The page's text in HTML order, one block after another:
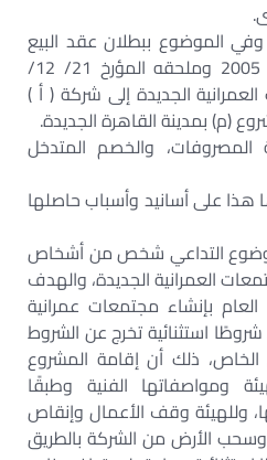
وفي الموضوع ببطلان عقد البيع
الابتدائي المؤرخ في 1/ 8/ 2005 وملحقه المؤرخ 21/ 12/
العمرانية الجديدة إلى شركة ( أ )
(م) بمدينة القاهرة الجديدة.
المصروفات، والخصم المتدخل
على أسانيد وأسباب حاصلها
التداعي شخص من أشخاص
العمرانية الجديدة، والهدف
بإنشاء مجتمعات عمرانية
استثنائية تخرج عن الشروط
الخاص، ذلك أن إقامة المشروع
ومواصفاتها الفنية وطبقًا
وللهيئة وقف الأعمال وإنقاص
الأرض من الشركة بالطريق